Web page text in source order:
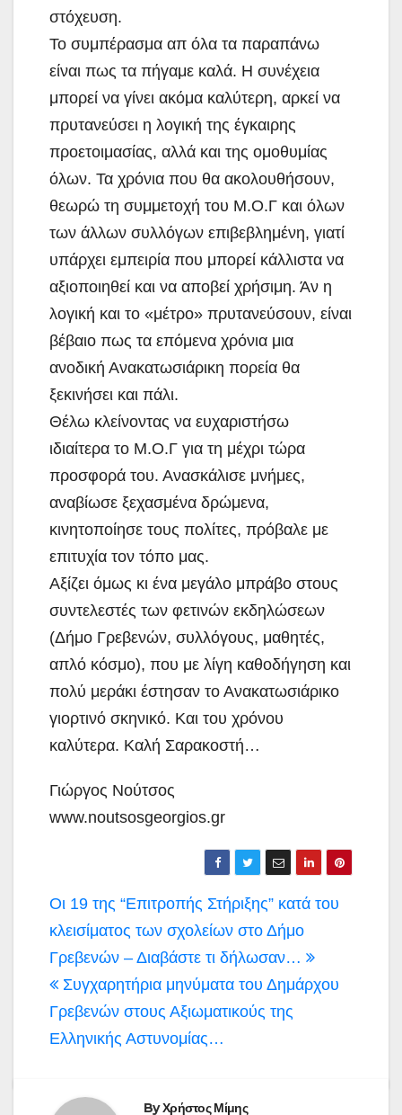
στόχευση.
Το συμπέρασμα απ όλα τα παραπάνω
είναι πως τα πήγαμε καλά. Η συνέχεια
μπορεί να γίνει ακόμα καλύτερη, αρκεί να
πρυτανεύσει η λογική της έγκαιρης
προετοιμασίας, αλλά και της ομοθυμίας
όλων. Τα χρόνια που θα ακολουθήσουν,
θεωρώ τη συμμετοχή του Μ.Ο.Γ και όλων
των άλλων συλλόγων επιβεβλημένη, γιατί
υπάρχει εμπειρία που μπορεί κάλλιστα να
αξιοποιηθεί και να αποβεί χρήσιμη. Άν η
λογική και το «μέτρο» πρυτανεύσουν, είναι
βέβαιο πως τα επόμενα χρόνια μια
ανοδική Ανακατωσιάρικη πορεία θα
ξεκινήσει και πάλι.
Θέλω κλείνοντας να ευχαριστήσω
ιδιαίτερα το Μ.Ο.Γ για τη μέχρι τώρα
προσφορά του. Ανασκάλισε μνήμες,
αναβίωσε ξεχασμένα δρώμενα,
κινητοποίησε τους πολίτες, πρόβαλε με
επιτυχία τον τόπο μας.
Αξίζει όμως κι ένα μεγάλο μπράβο στους
συντελεστές των φετινών εκδηλώσεων
(Δήμο Γρεβενών, συλλόγους, μαθητές,
απλό κόσμο), που με λίγη καθοδήγηση και
πολύ μεράκι έστησαν το Ανακατωσιάρικο
γιορτινό σκηνικό. Και του χρόνου
καλύτερα. Καλή Σαρακοστή…
Γιώργος Νούτσος
www.noutsosgeorgios.gr
Πλοήγηση
άρθρων
Οι 19 της “Επιτροπής Στήριξης” κατά του
κλεισίματος των σχολείων στο Δήμο
Γρεβενών – Διαβάστε τι δήλωσαν…
Συγχαρητήρια μηνύματα του Δημάρχου
Γρεβενών στους Αξιωματικούς της
Ελληνικής Αστυνομίας…
ByΧρήστος Μίμης